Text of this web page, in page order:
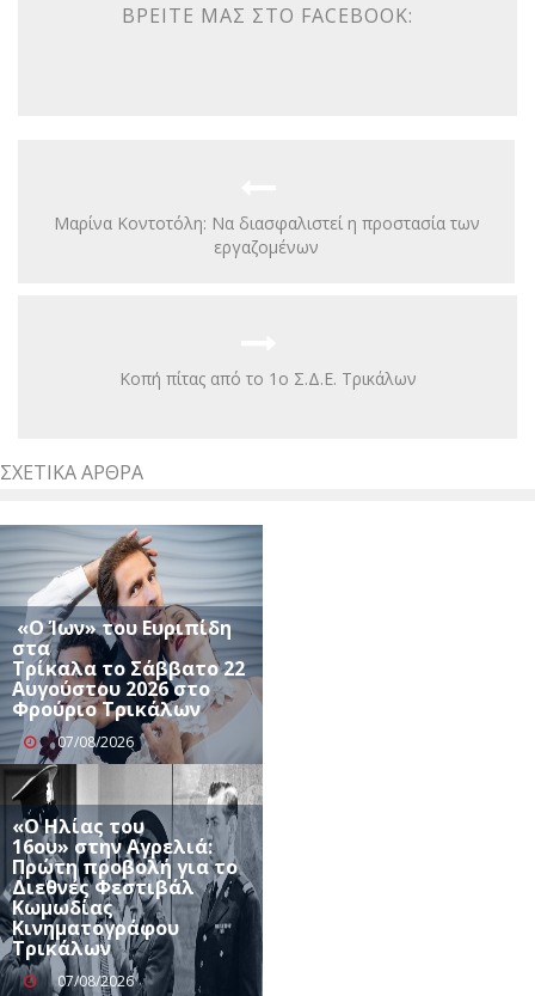
ΒΡΕΊΤΕ ΜΑΣ ΣΤΟ FACEBOOK:
Mαρίνα Κοντοτόλη: Να διασφαλιστεί η προστασία των
εργαζομένων
Κοπή πίτας από το 1ο Σ.Δ.Ε. Τρικάλων
ΣΧΕΤΙΚΆ ΆΡΘΡΑ
«Ο Ίων» του Ευριπίδη
στα
Τρίκαλα το Σάββατο 22
Αυγούστου 2026 στο
Φρούριο Τρικάλων
07/08/2026
«Ο Ηλίας του
16ου» στην Αγρελιά:
Πρώτη προβολή για το
Διεθνές Φεστιβάλ
Κωμωδίας
Κινηματογράφου
Τρικάλων
07/08/2026